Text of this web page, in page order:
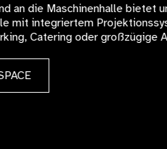
350qm große
den idealen Raum